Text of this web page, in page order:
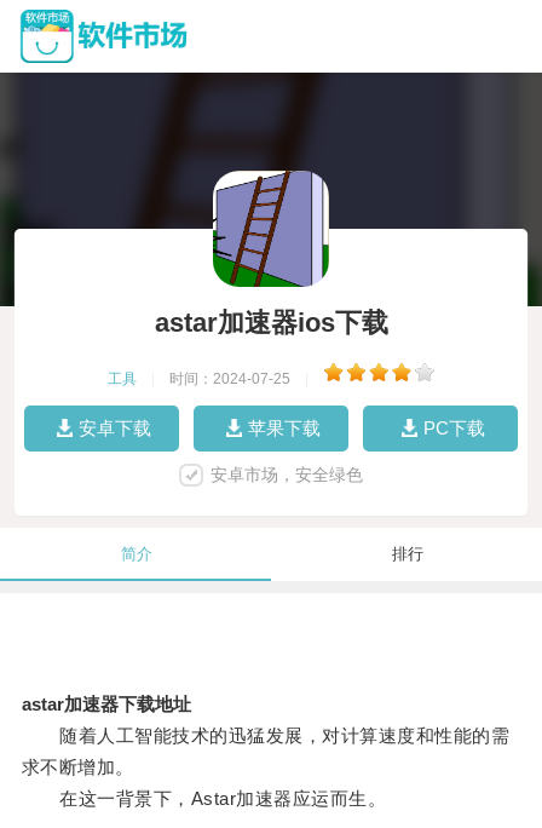
astar加速器ios下载
工具 时间：2024-07-25
安卓下载 苹果下载 PC下载
安卓市场，安全绿色
简介 排行
astar加速器下载地址
随着人工智能技术的迅猛发展，对计算速度和性能的需
求不断增加。
在这一背景下，Astar加速器应运而生。